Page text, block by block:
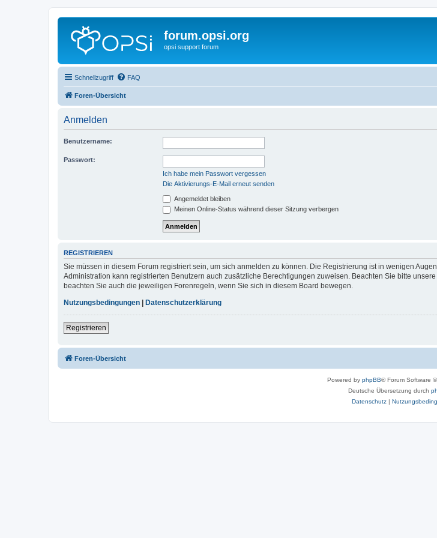
forum.opsi.org
opsi support forum
Schnellzugriff FAQ
Foren-Übersicht
Anmelden
Benutzername:
Passwort:
Ich habe mein Passwort vergessen
Die Aktivierungs-E-Mail erneut senden
Angemeldet bleiben
Meinen Online-Status während dieser Sitzung verbergen
REGISTRIEREN
Sie müssen in diesem Forum registriert sein, um sich anmelden zu können. Die Registrierung ist in wenigen
Administration kann registrierten Benutzern auch zusätzliche Berechtigungen zuweisen. Beachten Sie bitte
beachten Sie auch die jeweiligen Forenregeln, wenn Sie sich in diesem Board bewegen.
Nutzungsbedingungen
Datenschutzerklärung
Registrieren
Foren-Übersicht
Powered by phpBB® Forum Software
Deutsche Übersetzung durch
Datenschutz|